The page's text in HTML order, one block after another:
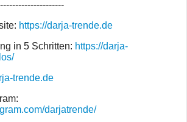
https://darja-trende.de
in 5 Schritten: https://darja-
trende.de
darjatrende/